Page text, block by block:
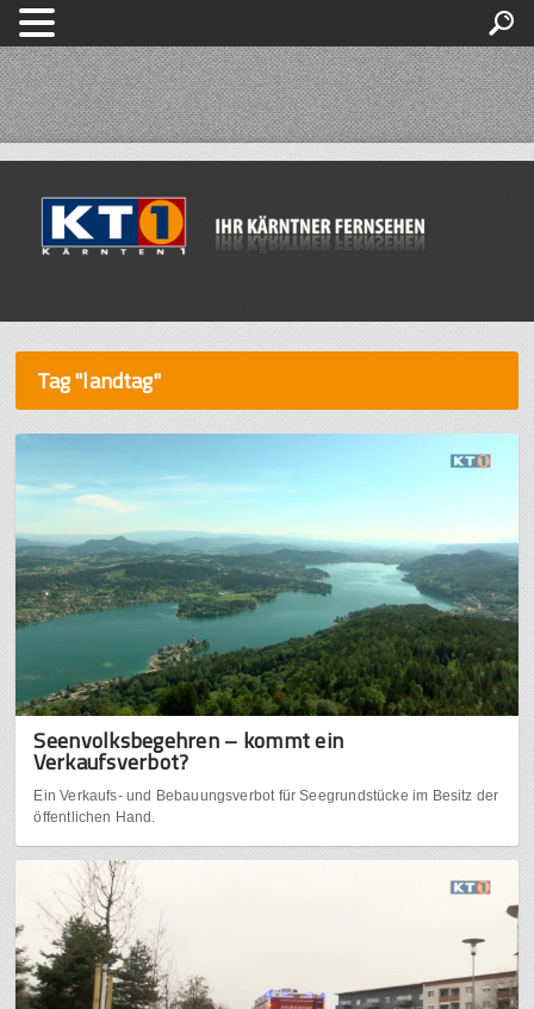
Tag "landtag"
Seenvolksbegehren – kommt ein
Verkaufsverbot?
Ein Verkaufs- und Bebauungsverbot für Seegrundstücke im Besitz der
öffentlichen Hand.